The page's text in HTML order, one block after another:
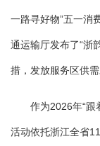
一路寻好物”五一消
通运输厅发布了“浙
措，发放服务区供需
作为2026年“跟着
活动依托浙江全省